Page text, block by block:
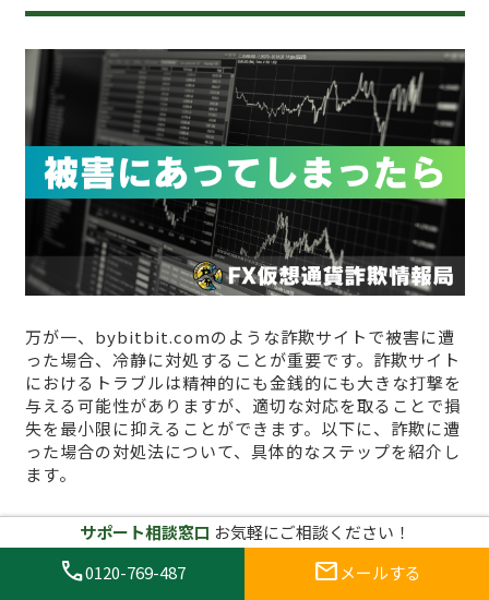
万が一、bybitbit.comのような詐欺サイトで被害に遭
った場合、冷静に対処することが重要です。詐欺サイト
におけるトラブルは精神的にも金銭的にも大きな打撃を
与える可能性がありますが、適切な対応を取ることで損
失を最小限に抑えることができます。以下に、詐欺に遭
った場合の対処法について、具体的なステップを紹介し
ます。
1. 早急に取引を停止し、サイトを利
用しない
サポート相談窓口 お気軽にご相談ください！
call0120-769-487 mail メールする